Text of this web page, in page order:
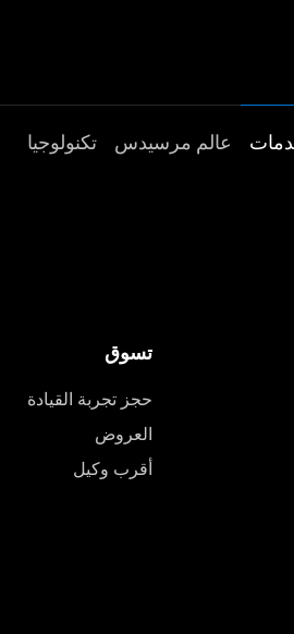
عالم مرسيدس تكنولوجيا
تسوق
حجز تجربة القيادة
العروض
أقرب وكيل